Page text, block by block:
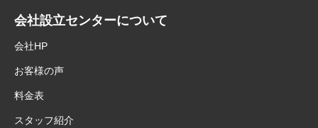
会社設立センターについて
会社HP
お客様の声
料金表
スタッフ紹介